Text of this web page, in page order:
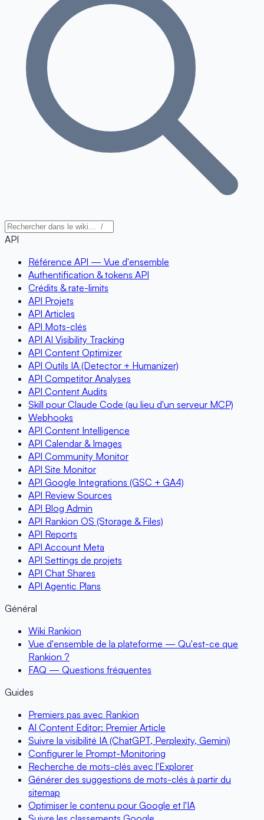
API
Référence API — Vue d'ensemble
Authentification & tokens API
Crédits & rate-limits
API Projets
API Articles
API Mots-clés
API AI Visibility Tracking
API Content Optimizer
API Outils IA (Detector + Humanizer)
API Competitor Analyses
API Content Audits
Skill pour Claude Code (au lieu d'un serveur MCP)
Webhooks
API Content Intelligence
API Calendar & Images
API Community Monitor
API Site Monitor
API Google Integrations (GSC + GA4)
API Review Sources
API Blog Admin
API Rankion OS (Storage & Files)
API Reports
API Account Meta
API Settings de projets
API Chat Shares
API Agentic Plans
Général
Wiki Rankion
Vue d'ensemble de la plateforme — Qu'est-ce que
Rankion ?
FAQ — Questions fréquentes
Guides
Premiers pas avec Rankion
AI Content Editor: Premier Article
Suivre la visibilité IA (ChatGPT, Perplexity, Gemini)
Configurer le Prompt-Monitoring
Recherche de mots-clés avec l'Explorer
Générer des suggestions de mots-clés à partir du
sitemap
Optimiser le contenu pour Google et l'IA